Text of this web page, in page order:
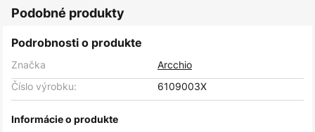
Podobné produkty
Podrobnosti o produkte
Značka
Arcchio
Číslo výrobku:
6109003X
Informácie o produkte